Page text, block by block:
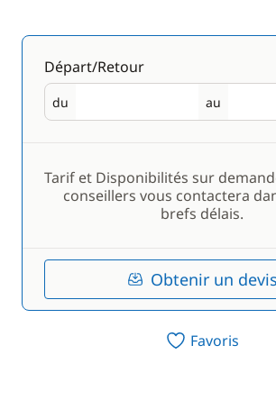
Départ/Retour
du
Départ au
Retour
Tarif et Disponibilités sur
conseillers vous contactera
brefs délais.
Obtenir un devis
Favoris